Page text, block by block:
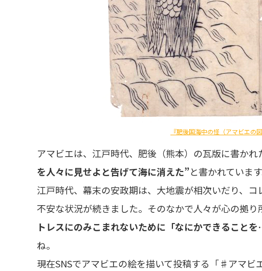
『肥後国海中の怪（アマビエ
アマビエは、江戸時代、肥後（熊本）の瓦版に書かれ
を人々に見せよと告げて海に消えた”と書かれています
江戸時代、幕末の安政期は、大地震が相次いだり、
不安な状況が続きました。そのなかで人々が心の拠り
トレスにのみこまれないために「なにかできること
ね。
現在SNSでアマビエの絵を描いて投稿する「♯アマ